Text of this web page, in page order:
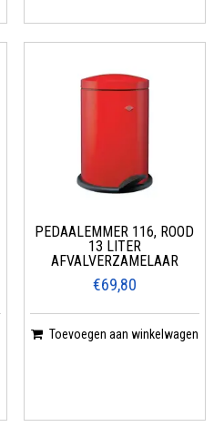
PEDAALEMMER 116, ROOD
13 LITER
AFVALVERZAMELAAR
€69,80
Toevoegen aan winkelwagen